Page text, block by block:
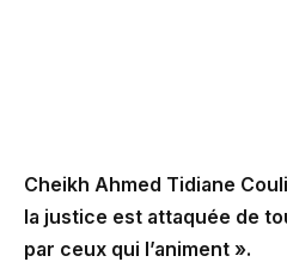
Cheikh Ahmed Tidiane
la justice est attaquée de
par ceux qui l’animent ».